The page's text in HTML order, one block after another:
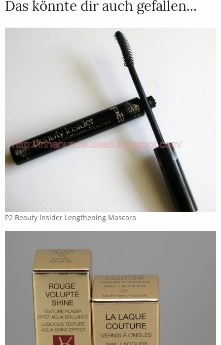
Das könnte dir auch gefallen...
P2 Beauty Insider Lengthening Mascara